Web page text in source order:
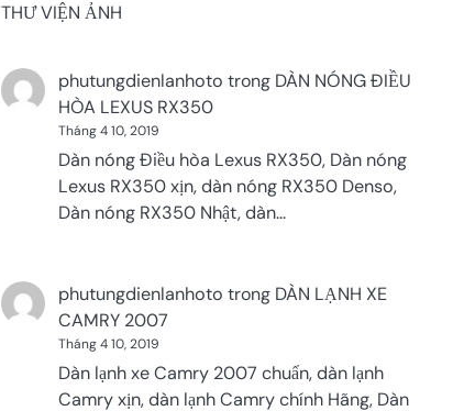
THƯ VIỆN ẢNH
phutungdienlanhoto trong DÀN NÓNG ĐIỀU
HÒA LEXUS RX350
Tháng 4 10, 2019
Dàn nóng Điều hòa Lexus RX350, Dàn nóng
Lexus RX350 xịn, dàn nóng RX350 Denso,
Dàn nóng RX350 Nhật, dàn…
phutungdienlanhoto trong DÀN LẠNH XE
CAMRY 2007
Tháng 4 10, 2019
Dàn lạnh xe Camry 2007 chuẩn, dàn lạnh
Camry xịn, dàn lạnh Camry chính Hãng, Dàn